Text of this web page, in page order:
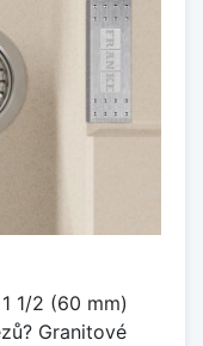
1/2 (60 mm)
Granitové